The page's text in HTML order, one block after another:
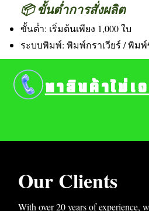
📦 ขั้นต่ำการสั่งผลิต
ขั้นต่ำ: เริ่มต้นเพียง 1,000 ใบ
ระบบพิมพ์: พิมพ์กราเวียร์ / พิ
Our Clients
With over 20 years of experience,
หาสินค้าไม่